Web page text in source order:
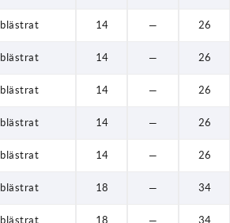
blästrat 14 — 26
blästrat 14 — 26
blästrat 14 — 26
blästrat 14 — 26
blästrat 14 — 26
blästrat 18 — 34
blästrat 18 — 34